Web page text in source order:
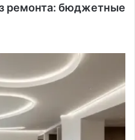
ремонта: бюджетные